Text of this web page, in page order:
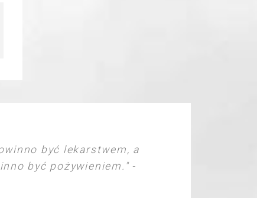
być lekarstwem, a
być pożywieniem." -